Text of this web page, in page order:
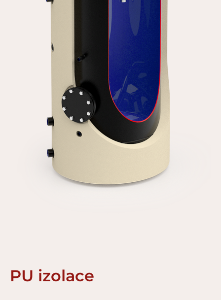
PU izolace